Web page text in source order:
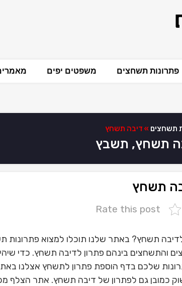
פתרונות תשחצים משפטים יפים
תשחצים » דיבה תשחץ
תשחץ, תשבץ
תשחץ
Rate this post
תשחץ? באתר שלנו תוכלו למצוא פתרונות
והתשחצים בינהם פתרון לדיבה תשחץ. כדי
שלכם בדף הוספת פתרון לתשחץ אצלנו
כמובן גם לפתרון של דיבה תשחץ. אתר הצלף